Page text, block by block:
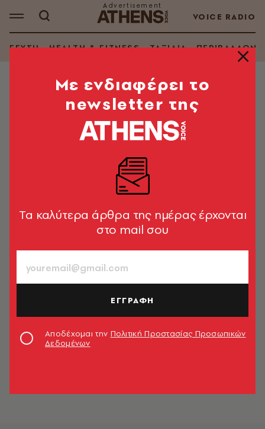
VOICE RADIO
ΓΕΥΣΗ HEALTH & FITNESS ΤΑΞΙΔΙΑ ΠΕΡΙΒΑΛΛΟΝ
Quiz: Τα Dos & Don'ts για το πιο
ερωτικό καλοκαίρι χωρίς
Λαμπρινή Τρούγκου
Mε ενδιαφέρει το
newsletter της
Tα καλύτερα άρθρα της ημέρας έρχονται
στο mail σου
ΕΓΓΡΑΦΗ
Αποδέχομαι την Πολιτική Προστασίας Προσωπικών
Δεδομένων